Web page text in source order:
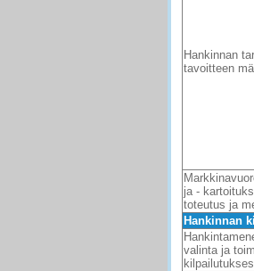
Hankinnan
tavoitteen
ja -
toteutus ja
Hankinnan
valinta ja